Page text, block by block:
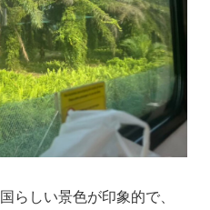
らしい景色が印象的で、